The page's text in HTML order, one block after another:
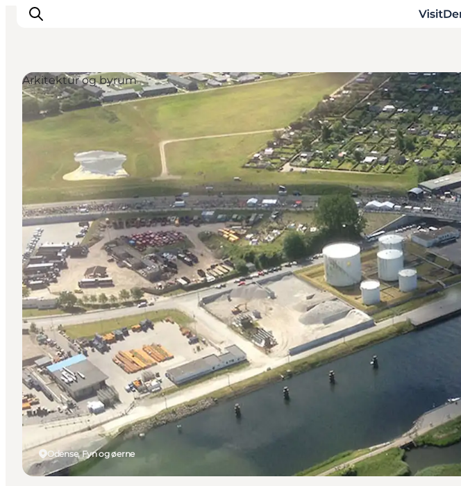
Inspirasjon
Reisemål
Aktiviteter
Overnatting
Planlegg reisen
Odense, Fyn og øerne
Arkitektur og byrum